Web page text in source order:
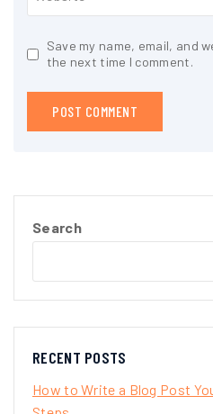
Save my name, email, and
the next time I comment.
Search
RECENT POSTS
How to Write a Blog Post